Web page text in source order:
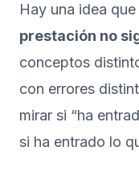
Hay una idea
prestación no
conceptos
con errores
mirar si “ha
si ha entrado lo